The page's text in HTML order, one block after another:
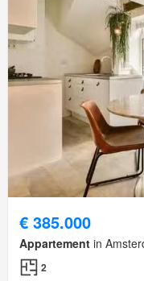
€ 385.000
Appartement in
2